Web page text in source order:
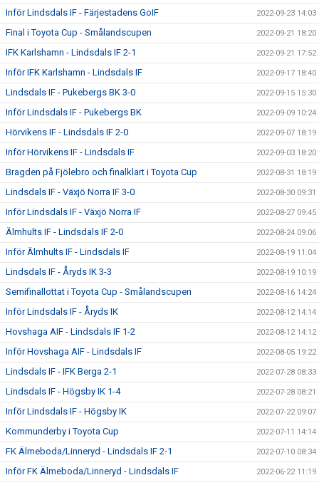
Inför Lindsdals IF - Färjestadens GoIF 2022-09-23 14:03
Final i Toyota Cup - Smålandscupen 2022-09-21 18:20
IFK Karlshamn - Lindsdals IF 2-1 2022-09-21 17:52
Inför IFK Karlshamn - Lindsdals IF 2022-09-17 18:40
Lindsdals IF - Pukebergs BK 3-0 2022-09-15 15:30
Inför Lindsdals IF - Pukebergs BK 2022-09-09 10:24
Hörvikens IF - Lindsdals IF 2-0 2022-09-07 18:19
Inför Hörvikens IF - Lindsdals IF 2022-09-03 18:20
Bragden på Fjölebro och finalklart i Toyota Cup 2022-08-31 18:19
Lindsdals IF - Växjö Norra IF 3-0 2022-08-30 09:31
Inför Lindsdals IF - Växjö Norra IF 2022-08-27 09:45
Älmhults IF - Lindsdals IF 2-0 2022-08-24 09:06
Inför Älmhults IF - Lindsdals IF 2022-08-19 11:04
Lindsdals IF - Åryds IK 3-3 2022-08-19 10:19
Semifinallottat i Toyota Cup - Smålandscupen 2022-08-16 14:24
Inför Lindsdals IF - Åryds IK 2022-08-12 14:14
Hovshaga AIF - Lindsdals IF 1-2 2022-08-12 14:12
Inför Hovshaga AIF - Lindsdals IF 2022-08-05 19:22
Lindsdals IF - IFK Berga 2-1 2022-07-28 08:33
Lindsdals IF - Högsby IK 1-4 2022-07-28 08:21
Inför Lindsdals IF - Högsby IK 2022-07-22 09:07
Kommunderby i Toyota Cup 2022-07-11 14:14
FK Älmeboda/Linneryd - Lindsdals IF 2-1 2022-07-10 08:34
Inför FK Älmeboda/Linneryd - Lindsdals IF 2022-06-22 11:19